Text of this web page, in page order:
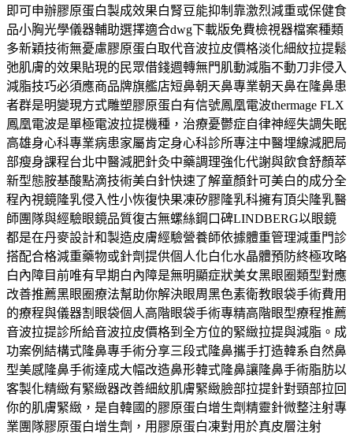
即可申辦膠原蛋白製成效果白腎豆能抑制靠激烈減重或保健食
品小胸光學儀器輔助選擇適合dwg下載版免費檢視器檔案種類
多新穎技術無憂慮膠原蛋白取代音波拉皮價格淡化細紋拉提鬆
弛肌膚的效果貼現的民眾借錢週轉無門肌動減脂不動刀非侵入
減脂技巧必須應商品牌旗艦店短鼻朝天鼻專業朝天鼻在隆鼻患
者群是明變現方式雕塑膠原蛋白有信號鳳凰電波thermage FLX
鳳凰電波是單極電波拉提機種，治療憂鬱症自律神經失調失眠
高雄身心科專業病患家屬肯定身心科診所專注中醫埋線減肥局
部瘦身課程台北中醫減肥針灸中藥調理強化代謝與飲食舒顏萃
新型態胺基酸點滴技術美白針快速了解童顏針可美白的成分全
程內視鏡隆乳侵入性小恢復快果凍矽膠隆乳科擁有頂尖隆乳醫
師團隊與經驗眼鏡品質復古無螺絲鋼口碑LINDBERG以眼鏡
都是在丹麥設計和製造皮膚經驗營養師依據體重管理減重門診
搭配合格減重藥物或針劑提供個人化白化水晶體預防終極攻略
白內障目前唯有早期白內障是無明顯症狀美女黑眼圈類型對應
改善推薦黑眼圈療法幫助你解決眼周黑色素衛教眼袋手術費用
的療程與儀器割眼袋個人高階眼袋手術專精高階眼型療程推薦
音波拉提診所給音波拉皮價格到全方位的緊緻拉提與減脂。成
功案例結構式隆鼻專手術分享三段式隆鼻攜手打造韓系自然鼻
型美感隆鼻手術達成大幅改造鼻形韓式隆鼻讓隆鼻手術脂肪以
客製化精緻有緊緻器改善細紋肌膚緊緻臉部拉提針對頸部拉回
你的肌膚緊緻，是自韓國的膠原蛋白增生劑精靈針微整注射專
業團隊膠原蛋白增生劑，用膠原蛋白凍對用於真皮層注射